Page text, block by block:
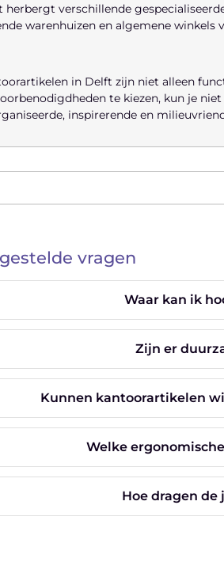
herbergt verschillende
warenhuizen en algemene winkels
in Delft zijn niet alleen
te kiezen, kun je
inspirerende en
vragen
Waar kan ik
Zijn er
Kunnen kantoorartikelen
Welke
Hoe dragen